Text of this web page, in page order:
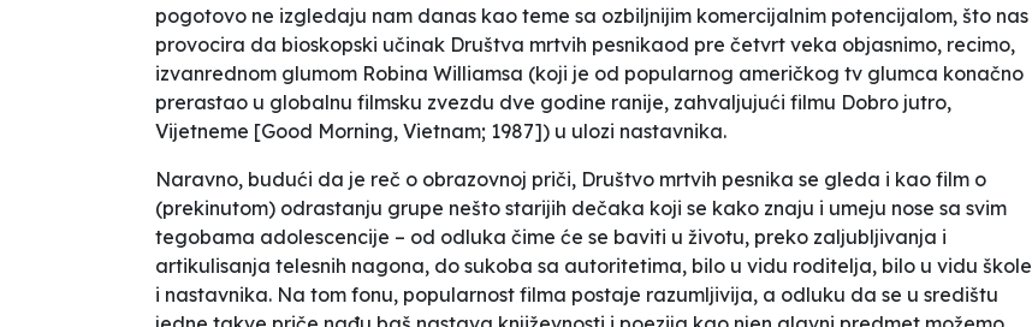
pogotovo ne izgledaju nam danas kao teme sa ozbiljnijim komercijalnim potencijalom, što nas
provocira da bioskopski učinak Društva mrtvih pesnikaod pre četvrt veka objasnimo, recimo,
izvanrednom glumom Robina Williamsa (koji je od popularnog američkog tv glumca konačno
prerastao u globalnu filmsku zvezdu dve godine ranije, zahvaljujući filmu Dobro jutro,
Vijetneme [Good Morning, Vietnam; 1987]) u ulozi nastavnika.
Naravno, budući da je reč o obrazovnoj priči, Društvo mrtvih pesnika se gleda i kao film o
(prekinutom) odrastanju grupe nešto starijih dečaka koji se kako znaju i umeju nose sa svim
tegobama adolescencije – od odluka čime će se baviti u životu, preko zaljubljivanja i
artikulisanja telesnih nagona, do sukoba sa autoritetima, bilo u vidu roditelja, bilo u vidu škole
i nastavnika. Na tom fonu, popularnost filma postaje razumljivija, a odluku da se u središtu